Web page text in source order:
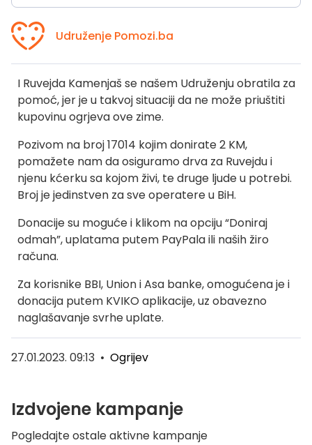
Udruženje Pomozi.ba
I Ruvejda Kamenjaš se našem Udruženju obratila za
pomoć, jer je u takvoj situaciji da ne može priuštiti
kupovinu ogrjeva ove zime.
Pozivom na broj 17014 kojim donirate 2 KM,
pomažete nam da osiguramo drva za Ruvejdu i
njenu kćerku sa kojom živi, te druge ljude u potrebi.
Broj je jedinstven za sve operatere u BiH.
Donacije su moguće i klikom na opciju “Doniraj
odmah”, uplatama putem PayPala ili naših žiro
računa.
Za korisnike BBI, Union i Asa banke, omogućena je i
donacija putem KVIKO aplikacije, uz obavezno
naglašavanje svrhe uplate.
27.01.2023. 09:13 • Ogrijev
Izdvojene kampanje
Pogledajte ostale aktivne kampanje